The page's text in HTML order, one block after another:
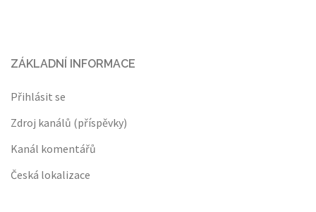
ZÁKLADNÍ INFORMACE
Přihlásit se
Zdroj kanálů (příspěvky)
Kanál komentářů
Česká lokalizace